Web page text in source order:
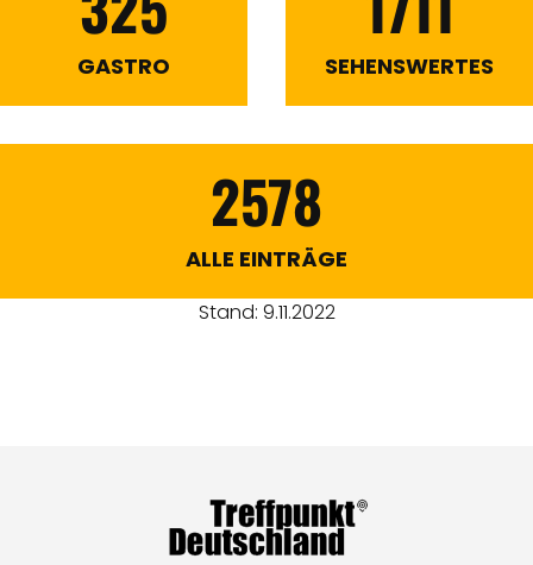
GASTRO SEHENSWERTES
2578
ALLE EINTRÄGE
Stand: 9.11.2022